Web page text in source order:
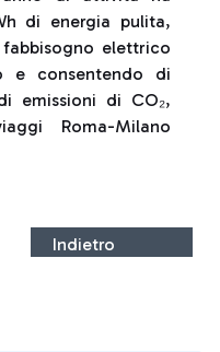
di energia pulita,
elettrico
e consentendo di
emissioni di CO₂,
Roma-Milano
Indietro